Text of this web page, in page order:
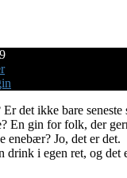
det ikke bare seneste
En gin for folk, der
enebær? Jo, det er det.
drink i egen ret, og det